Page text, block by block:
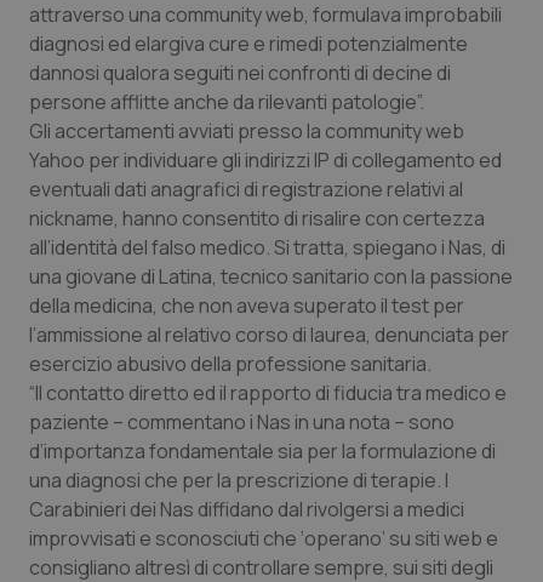
Emilia-Romagna
Friuli Venezia Giulia
Lazio
Liguria
Lombardia
Marche
Molise
Piemonte
Provincia Autonoma di Bolzano
Colesterolo & coronaropatie
Dermatite Atopica
Diabete & glucometri
Disturbi dell’umore
Dolore
Donna & Salute
Epatiti
HIV
Infezioni & Febbre
attraverso una community web, formulava improbabili
diagnosi ed elargiva cure e rimedi potenzialmente
dannosi qualora seguiti nei confronti di decine di
persone afflitte anche da rilevanti patologie”.
Gli accertamenti avviati presso la community web
Yahoo per individuare gli indirizzi IP di collegamento ed
eventuali dati anagrafici di registrazione relativi al
nickname, hanno consentito di risalire con certezza
all’identità del falso medico. Si tratta, spiegano i Nas, di
una giovane di Latina, tecnico sanitario con la passione
della medicina, che non aveva superato il test per
l’ammissione al relativo corso di laurea, denunciata per
esercizio abusivo della professione sanitaria.
“Il contatto diretto ed il rapporto di fiducia tra medico e
paziente – commentano i Nas in una nota – sono
d’importanza fondamentale sia per la formulazione di
una diagnosi che per la prescrizione di terapie. I
Carabinieri dei Nas diffidano dal rivolgersi a medici
improvvisati e sconosciuti che ‘operano’ su siti web e
consigliano altresì di controllare sempre, sui siti degli